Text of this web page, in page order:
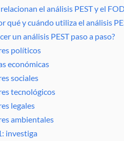
el análisis PEST y el
qué y cuándo utiliza el análisis
un análisis PEST paso a paso?
políticos
económicas
sociales
tecnológicos
legales
ambientales
investiga